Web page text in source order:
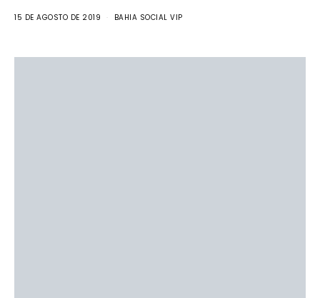
15 DE AGOSTO DE 2019 BAHIA SOCIAL VIP